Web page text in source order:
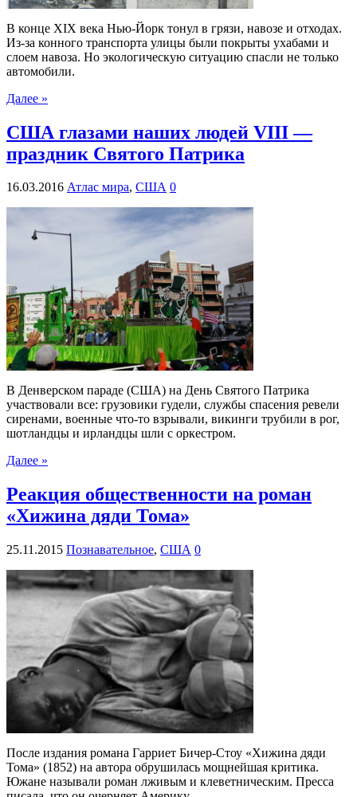
В конце ХIХ века Нью-Йорк тонул в грязи, навозе и отходах.
Из-за конного транспорта улицы были покрыты ухабами и
слоем навоза. Но экологическую ситуацию спасли не только
автомобили.
Далее »
США глазами наших людей VІII —
праздник Святого Патрика
16.03.2016 Атлас мира, США 0
В Денверском параде (США) на День Святого Патрика
участвовали все: грузовики гудели, службы спасения ревели
сиренами, военные что-то взрывали, викинги трубили в рог,
шотландцы и ирландцы шли с оркестром.
Далее »
Реакция общественности на роман
«Хижина дяди Тома»
25.11.2015 Познавательное, США 0
После издания романа Гарриет Бичер-Стоу «Хижина дяди
Тома» (1852) на автора обрушилась мощнейшая критика.
Южане называли роман лживым и клеветническим. Пресса